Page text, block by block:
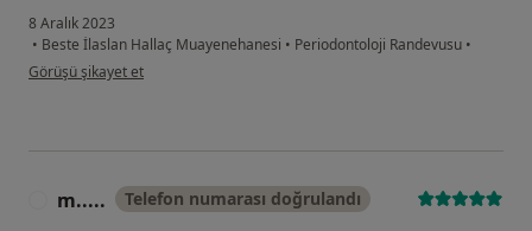
8 Aralık 2023
• Beste İlaslan Hallaç Muayenehanesi • Periodontoloji Randevusu •
kullanıcının görüşüne göre ha...a
Görüşü şikayet et
m..... Telefon numarası doğrulandı